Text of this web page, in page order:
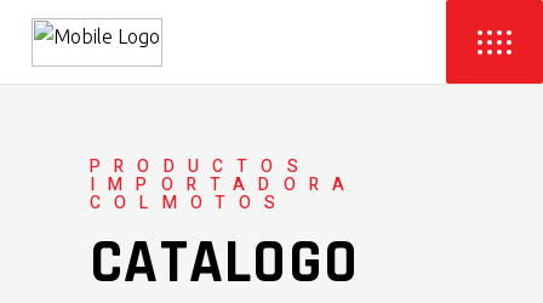
PRODUCTOS
IMPORTADORA
COLMOTOS
CATALOGO